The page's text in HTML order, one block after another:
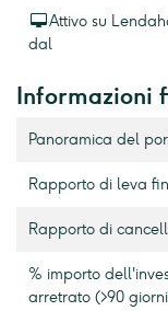
Attivo su
dal
Informazioni
Panoramica del
Rapporto di leva
Rapporto di
% importo
arretrato (>90